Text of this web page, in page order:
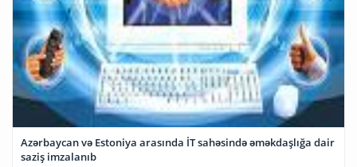
Azərbaycan və Estoniya arasında İT sahəsində əməkdaşlığa dair
saziş imzalanıb